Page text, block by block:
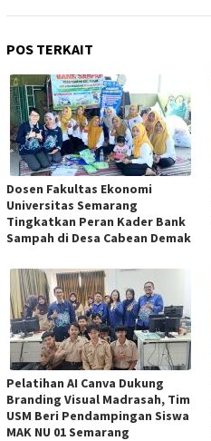
POS TERKAIT
Dosen Fakultas Ekonomi
Universitas Semarang
Tingkatkan Peran Kader Bank
Sampah di Desa Cabean Demak
Pelatihan AI Canva Dukung
Branding Visual Madrasah, Tim
USM Beri Pendampingan Siswa
MAK NU 01 Semarang